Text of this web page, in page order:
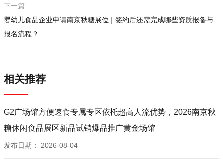
下一篇
婴幼儿食品企业申请南京秋糖展位｜签约后还需完成哪些资质报备与
报名流程？
相关推荐
G2广场馆方便速食专属专区依托超高人流优势，2026南京秋
糖休闲食品展区新品试销爆品推广黄金场馆
发布日期： 2026-08-04